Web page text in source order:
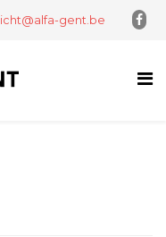
licht@alfa-gent.be